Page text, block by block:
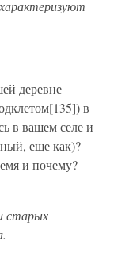
деревне
в
в вашем селе и
еще как)?
и почему?
старых